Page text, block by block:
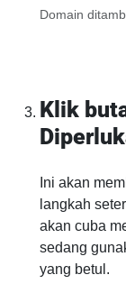
Domain
Klik
Ini akan
langkah
akan cuba
sedang
yang betul.